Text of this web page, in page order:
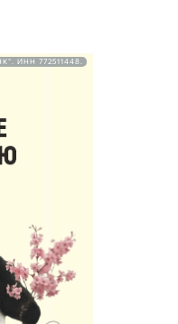
ИНН 772511448.